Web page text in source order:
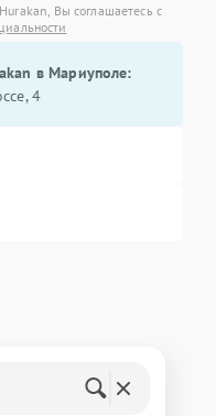
Вы соглашаетесь с
в Мариуполе:
4